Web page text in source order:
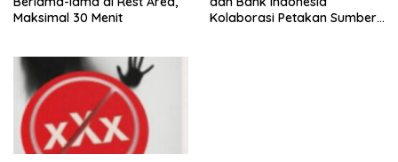
Maksimal 30 Menit
Kolaborasi Petakan Sumber